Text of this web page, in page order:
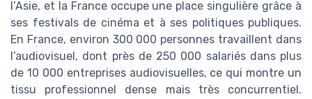
l’Asie, et la France occupe une place singulière grâce à
ses festivals de cinéma et à ses politiques publiques.
En France, environ 300 000 personnes travaillent dans
l’audiovisuel, dont près de 250 000 salariés dans plus
de 10 000 entreprises audiovisuelles, ce qui montre un
tissu professionnel dense mais très concurrentiel.